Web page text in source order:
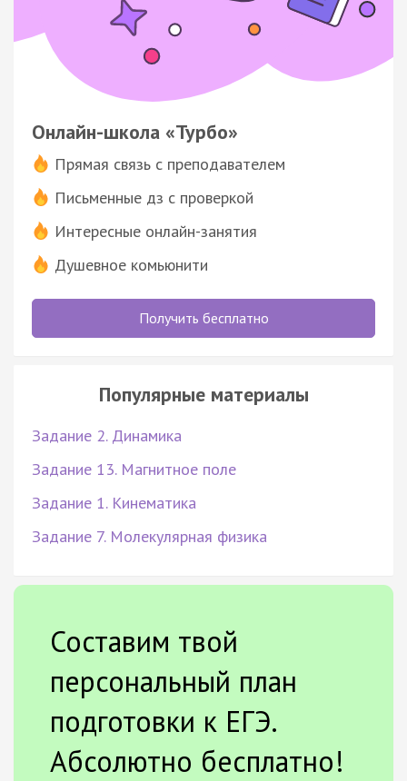
Онлайн-школа «Турбо»
Прямая связь с преподавателем
Письменные дз с проверкой
Интересные онлайн-занятия
Душевное комьюнити
Получить бесплатно
Популярные материалы
Задание 2. Динамика
Задание 13. Магнитное поле
Задание 1. Кинематика
Задание 7. Молекулярная физика
Составим твой
персональный план
подготовки к ЕГЭ.
Абсолютно бесплатно!